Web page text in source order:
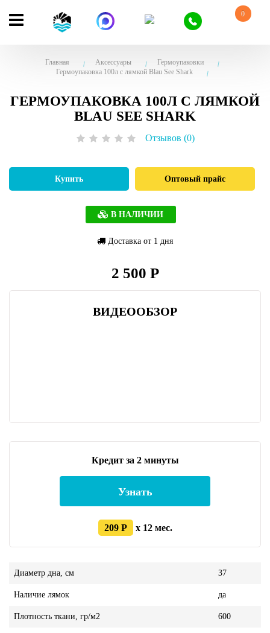
0
Главная Аксессуары
Гермоупаковки
Гермоупаковка 100л с лямкой Blau See Shark
ГЕРМОУПАКОВКА 100Л С ЛЯМКОЙ
BLAU SEE SHARK
Отзывов (0)
Купить Оптовый прайс
В НАЛИЧИИ
Доставка от 1 дня
2 500 Р
ВИДЕООБЗОР
Кредит за 2 минуты
Узнать
209 Р x 12 мес.
Диаметр дна, см 37
Наличие лямок да
Плотность ткани, гр/м2 600